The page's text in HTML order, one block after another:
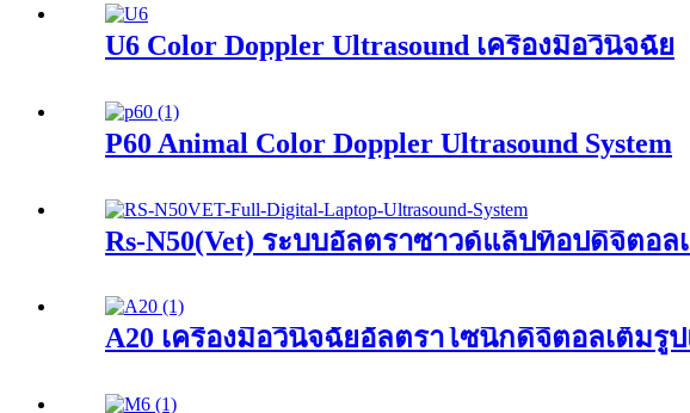
U6 Color Doppler Ultrasound เครื่องมือวินิจฉัย
P60 Animal Color Doppler Ultrasound System
Rs-N50(Vet) ระบบอัลตราซาวด์แล็ปท็อปดิจิตอล
A20 เครื่องมือวินิจฉัยอัลตราโซนิกดิจิตอลเต็มรู